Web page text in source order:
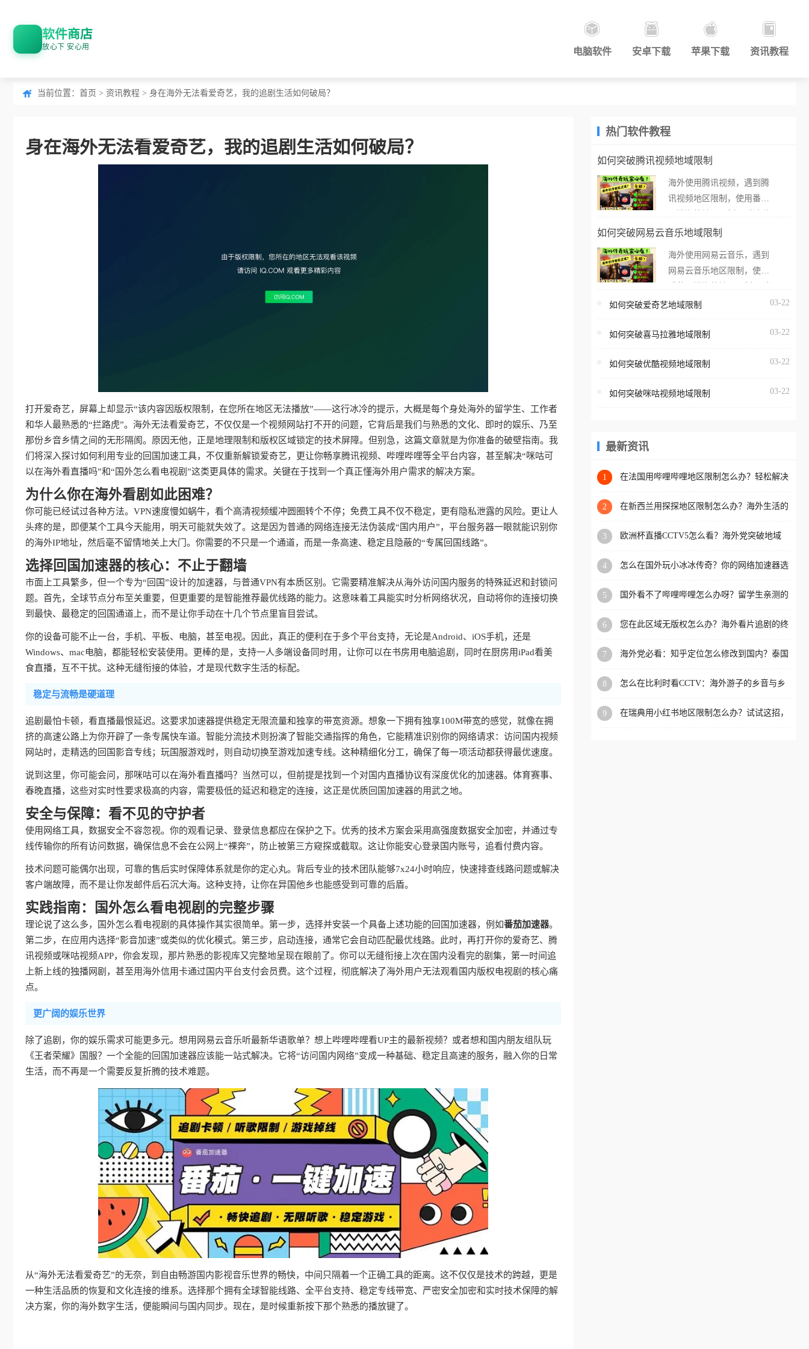
软件商店
放心下 安心用 电脑软件 安卓下载 苹果下载 资讯教程
当前位置： 首页 > 资讯教程 > 身在海外无法看爱奇艺，我的追剧生活如何破局？
身在海外无法看爱奇艺，我的追剧生活如何破局？
打开爱奇艺，屏幕上却显示“该内容因版权限制，在您所在地区无法播放”——这行冰冷的提示，大概是每个身处海外的留学生、工作者
和华人最熟悉的“拦路虎”。海外无法看爱奇艺，不仅仅是一个视频网站打不开的问题，它背后是我们与熟悉的文化、即时的娱乐、乃至
那份乡音乡情之间的无形隔阂。原因无他，正是地理限制和版权区域锁定的技术屏障。但别急，这篇文章就是为你准备的破壁指南。我
们将深入探讨如何利用专业的回国加速工具，不仅重新解锁爱奇艺，更让你畅享腾讯视频、哔哩哔哩等全平台内容，甚至解决“咪咕可
以在海外看直播吗”和“国外怎么看电视剧”这类更具体的需求。关键在于找到一个真正懂海外用户需求的解决方案。
为什么你在海外看剧如此困难？
你可能已经试过各种方法。VPN速度慢如蜗牛，看个高清视频缓冲圆圈转个不停；免费工具不仅不稳定，更有隐私泄露的风险。更让人
头疼的是，即便某个工具今天能用，明天可能就失效了。这是因为普通的网络连接无法伪装成“国内用户”，平台服务器一眼就能识别你
的海外IP地址，然后毫不留情地关上大门。你需要的不只是一个通道，而是一条高速、稳定且隐蔽的“专属回国线路”。
选择回国加速器的核心：不止于翻墙
市面上工具繁多，但一个专为“回国”设计的加速器，与普通VPN有本质区别。它需要精准解决从海外访问国内服务的特殊延迟和封锁问
题。首先，全球节点分布至关重要，但更重要的是智能推荐最优线路的能力。这意味着工具能实时分析网络状况，自动将你的连接切换
到最快、最稳定的回国通道上，而不是让你手动在十几个节点里盲目尝试。
你的设备可能不止一台，手机、平板、电脑，甚至电视。因此，真正的便利在于多个平台支持，无论是Android、iOS手机，还是
Windows、mac电脑，都能轻松安装使用。更棒的是，支持一人多端设备同时用，让你可以在书房用电脑追剧，同时在厨房用iPad看美
食直播，互不干扰。这种无缝衔接的体验，才是现代数字生活的标配。
稳定与流畅是硬道理
追剧最怕卡顿，看直播最恨延迟。这要求加速器提供稳定无限流量和独享的带宽资源。想象一下拥有独享100M带宽的感觉，就像在拥
挤的高速公路上为你开辟了一条专属快车道。智能分流技术则扮演了智能交通指挥的角色，它能精准识别你的网络请求：访问国内视频
网站时，走精选的回国影音专线；玩国服游戏时，则自动切换至游戏加速专线。这种精细化分工，确保了每一项活动都获得最优速度。
说到这里，你可能会问，那咪咕可以在海外看直播吗？当然可以，但前提是找到一个对国内直播协议有深度优化的加速器。体育赛事、
春晚直播，这些对实时性要求极高的内容，需要极低的延迟和稳定的连接，这正是优质回国加速器的用武之地。
安全与保障：看不见的守护者
使用网络工具，数据安全不容忽视。你的观看记录、登录信息都应在保护之下。优秀的技术方案会采用高强度数据安全加密，并通过专
线传输你的所有访问数据，确保信息不会在公网上“裸奔”，防止被第三方窥探或截取。这让你能安心登录国内账号，追看付费内容。
技术问题可能偶尔出现，可靠的售后实时保障体系就是你的定心丸。背后专业的技术团队能够7x24小时响应，快速排查线路问题或解决
客户端故障，而不是让你发邮件后石沉大海。这种支持，让你在异国他乡也能感受到可靠的后盾。
实践指南：国外怎么看电视剧的完整步骤
理论说了这么多，国外怎么看电视剧的具体操作其实很简单。第一步，选择并安装一个具备上述功能的回国加速器，例如番茄加速器。
第二步，在应用内选择“影音加速”或类似的优化模式。第三步，启动连接，通常它会自动匹配最优线路。此时，再打开你的爱奇艺、腾
讯视频或咪咕视频APP，你会发现，那片熟悉的影视库又完整地呈现在眼前了。你可以无缝衔接上次在国内没看完的剧集，第一时间追
上新上线的独播网剧，甚至用海外信用卡通过国内平台支付会员费。这个过程，彻底解决了海外用户无法观看国内版权电视剧的核心痛
点。
更广阔的娱乐世界
除了追剧，你的娱乐需求可能更多元。想用网易云音乐听最新华语歌单？想上哔哩哔哩看UP主的最新视频？或者想和国内朋友组队玩
《王者荣耀》国服？一个全能的回国加速器应该能一站式解决。它将“访问国内网络”变成一种基础、稳定且高速的服务，融入你的日常
生活，而不再是一个需要反复折腾的技术难题。
从“海外无法看爱奇艺”的无奈，到自由畅游国内影视音乐世界的畅快，中间只隔着一个正确工具的距离。这不仅仅是技术的跨越，更是
一种生活品质的恢复和文化连接的维系。选择那个拥有全球智能线路、全平台支持、稳定专线带宽、严密安全加密和实时技术保障的解
决方案，你的海外数字生活，便能瞬间与国内同步。现在，是时候重新按下那个熟悉的播放键了。
热门软件教程
如何突破腾讯视频地域限制
海外使用腾讯视频，遇到腾
讯视频地区限制，使用番茄
外打开腾讯视频，却突然弹
地区无法播放”的提示语。
海外用户如香港、澳门、台
亚、欧洲等国家和地区时，
台一样，出现地区及版权限
地区播放。 遇到这个问题的
区工作、留学、定居等，都
权限制所困扰。
如何突破网易云音乐地域限制
海外使用网易云音乐，遇到
网易云音乐地区限制，使用
在海外打开网易云音乐，却
所在的地区无法播放”的提示
门、台湾、美国、加拿大、
区时，网易云音乐也会像其
回国加速器，即可解决「海
版权限制」的问题，无论人
国、加拿大、澳大利亚、欧
学、定居等，都可以使用，
扰。
如何突破爱奇艺地域限制 03-22
如何突破喜马拉雅地域限制 03-22
如何突破优酷视频地域限制 03-22
如何突破咪咕视频地域限制 03-22
最新资讯
1
在法国用哔哩哔哩地区限制怎么办？轻松解决
2
在新西兰用探探地区限制怎么办？海外生活的
3
欧洲杯直播CCTV5怎么看？海外党突破地域
4
怎么在国外玩小冰冰传奇？你的网络加速器选
5
国外看不了哔哩哔哩怎么办呀？留学生亲测的
6
您在此区域无版权怎么办？海外看片追剧的终
7
海外党必看：知乎定位怎么修改到国内？泰国
8
怎么在比利时看CCTV：海外游子的乡音与乡
9
在瑞典用小红书地区限制怎么办？试试这招，